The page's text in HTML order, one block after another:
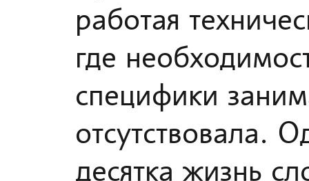
работая
где
специфики
отсутствовала.
десятка жизнь